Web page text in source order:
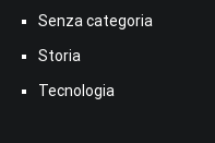
Senza categoria
Storia
Tecnologia